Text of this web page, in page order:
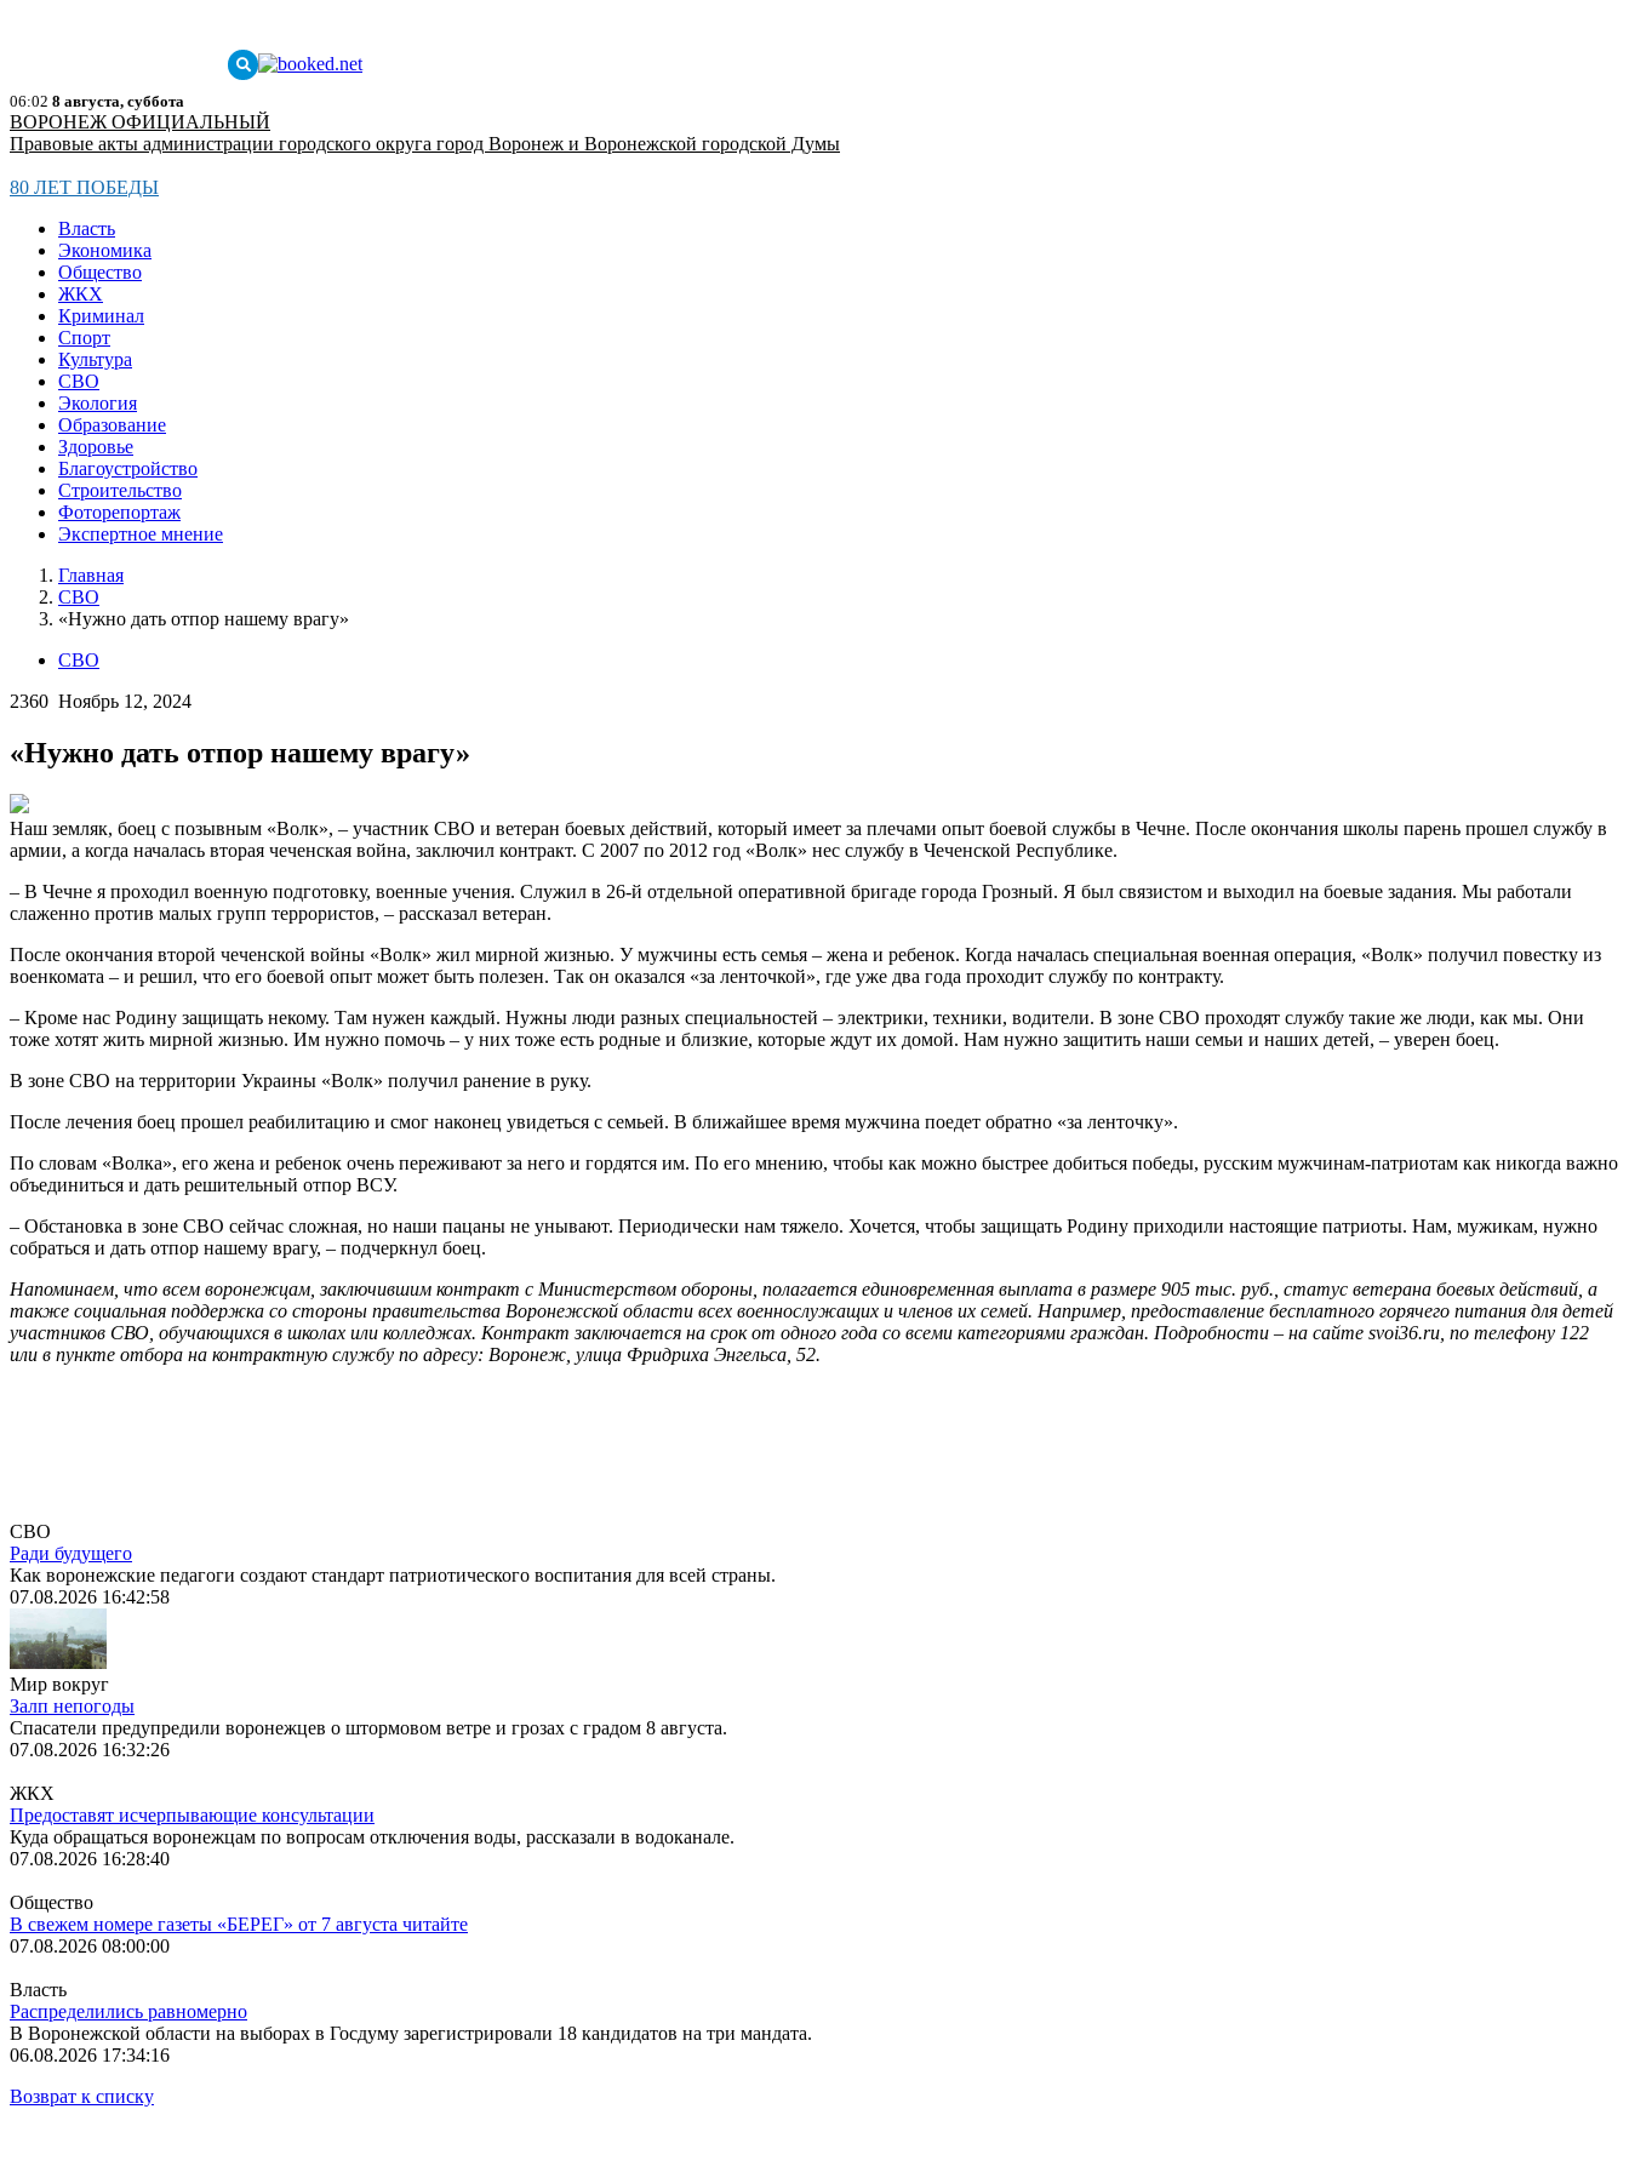
06:02 8 августа, суббота
ВОРОНЕЖ ОФИЦИАЛЬНЫЙ
Правовые акты администрации городского округа город Воронеж и Воронежской городской Думы
80 ЛЕТ ПОБЕДЫ
Власть
Экономика
Общество
ЖКХ
Криминал
Спорт
Культура
СВО
Экология
Образование
Здоровье
Благоустройство
Строительство
Фоторепортаж
Экспертное мнение
Главная
СВО
«Нужно дать отпор нашему врагу»
СВО
2360 Ноябрь 12, 2024
«Нужно дать отпор нашему врагу»
Наш земляк, боец с позывным «Волк», – участник СВО и ветеран боевых действий, который имеет за плечами опыт боевой службы в Чечне. После окончания школы парень прошел службу в
армии, а когда началась вторая чеченская война, заключил контракт. С 2007 по 2012 год «Волк» нес службу в Чеченской Республике.
– В Чечне я проходил военную подготовку, военные учения. Служил в 26-й отдельной оперативной бригаде города Грозный. Я был связистом и выходил на боевые задания. Мы работали
слаженно против малых групп террористов, – рассказал ветеран.
После окончания второй чеченской войны «Волк» жил мирной жизнью. У мужчины есть семья – жена и ребенок. Когда началась специальная военная операция, «Волк» получил повестку из
военкомата – и решил, что его боевой опыт может быть полезен. Так он оказался «за ленточкой», где уже два года проходит службу по контракту.
– Кроме нас Родину защищать некому. Там нужен каждый. Нужны люди разных специальностей – электрики, техники, водители. В зоне СВО проходят службу такие же люди, как мы. Они
тоже хотят жить мирной жизнью. Им нужно помочь – у них тоже есть родные и близкие, которые ждут их домой. Нам нужно защитить наши семьи и наших детей, – уверен боец.
В зоне СВО на территории Украины «Волк» получил ранение в руку.
После лечения боец прошел реабилитацию и смог наконец увидеться с семьей. В ближайшее время мужчина поедет обратно «за ленточку».
По словам «Волка», его жена и ребенок очень переживают за него и гордятся им. По его мнению, чтобы как можно быстрее добиться победы, русским мужчинам-патриотам как никогда важно
объединиться и дать решительный отпор ВСУ.
– Обстановка в зоне СВО сейчас сложная, но наши пацаны не унывают. Периодически нам тяжело. Хочется, чтобы защищать Родину приходили настоящие патриоты. Нам, мужикам, нужно
собраться и дать отпор нашему врагу, – подчеркнул боец.
Напоминаем, что всем воронежцам, заключившим контракт с Министерством обороны, полагается единовременная выплата в размере 905 тыс. руб., статус ветерана боевых действий, а
также социальная поддержка со стороны правительства Воронежской области всех военнослужащих и членов их семей. Например, предоставление бесплатного горячего питания для детей
участников СВО, обучающихся в школах или колледжах. Контракт заключается на срок от одного года со всеми категориями граждан. Подробности – на сайте svoi36.ru, по телефону 122
или в пункте отбора на контрактную службу по адресу: Воронеж, улица Фридриха Энгельса, 52.
СВО
Ради будущего
Как воронежские педагоги создают стандарт патриотического воспитания для всей страны.
07.08.2026 16:42:58
Мир вокруг
Залп непогоды
Спасатели предупредили воронежцев о штормовом ветре и грозах с градом 8 августа.
07.08.2026 16:32:26
ЖКХ
Предоставят исчерпывающие консультации
Куда обращаться воронежцам по вопросам отключения воды, рассказали в водоканале.
07.08.2026 16:28:40
Общество
В свежем номере газеты «БЕРЕГ» от 7 августа читайте
07.08.2026 08:00:00
Власть
Распределились равномерно
В Воронежской области на выборах в Госдуму зарегистрировали 18 кандидатов на три мандата.
06.08.2026 17:34:16
Возврат к списку